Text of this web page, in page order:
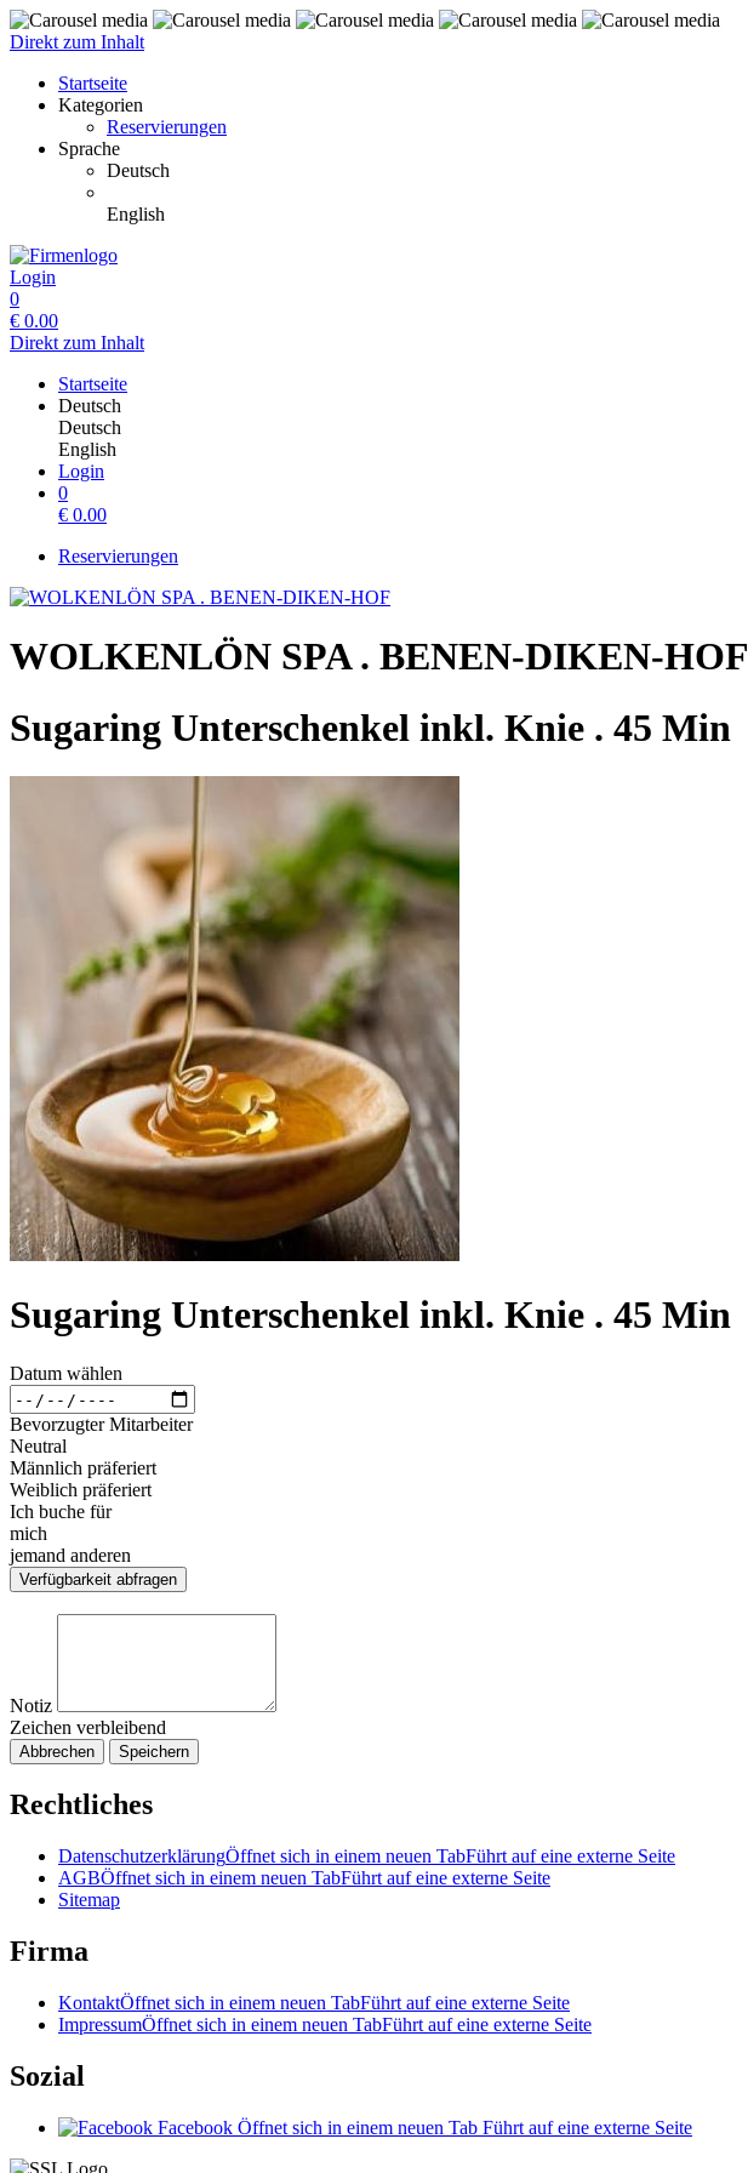
Direkt zum Inhalt
Startseite
Kategorien
Reservierungen
Sprache
Deutsch
English
Login
0
€ 0.00
Direkt zum Inhalt
Startseite
Deutsch
Deutsch
English
Login
0
€ 0.00
Reservierungen
WOLKENLÖN SPA . BENEN-DIKEN-HOF
Sugaring Unterschenkel inkl. Knie . 45 Min
Sugaring Unterschenkel inkl. Knie . 45 Min
Datum wählen
Bevorzugter Mitarbeiter
Neutral
Männlich präferiert
Weiblich präferiert
Ich buche für
mich
jemand anderen
Verfügbarkeit abfragen
Notiz
Zeichen verbleibend
Abbrechen Speichern
Rechtliches
DatenschutzerklärungÖffnet sich in einem neuen TabFührt auf eine externe Seite
AGBÖffnet sich in einem neuen TabFührt auf eine externe Seite
Sitemap
Firma
KontaktÖffnet sich in einem neuen TabFührt auf eine externe Seite
ImpressumÖffnet sich in einem neuen TabFührt auf eine externe Seite
Sozial
Facebook Öffnet sich in einem neuen Tab Führt auf eine externe Seite